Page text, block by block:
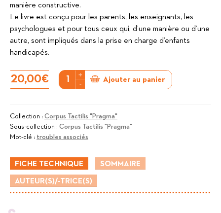
manière constructive.
Le livre est conçu pour les parents, les enseignants, les
psychologues et pour tous ceux qui, d’une manière ou d’une
autre, sont impliqués dans la prise en charge d’enfants
handicapés.
20,00€
quantité
de
précoces
pas
à
pas
+
-
Ajouter au panier
Collection : Corpus Tactilis "Pragma"
Sous-collection : Corpus Tactilis "Pragma"
Mot-clé : troubles associés
FICHE TECHNIQUE SOMMAIRE
AUTEUR(S)/-TRICE(S)